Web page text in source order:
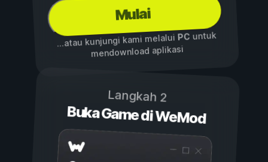
Mulai
...atau kunjungi kami melalui PCuntuk
mendownload aplikasi
Langkah 2
Buka Game di WeMod